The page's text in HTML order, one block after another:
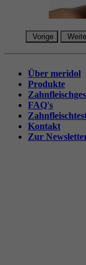
Vorige
Über meridol
Produkte
FAQ's
Kontakt
Zur